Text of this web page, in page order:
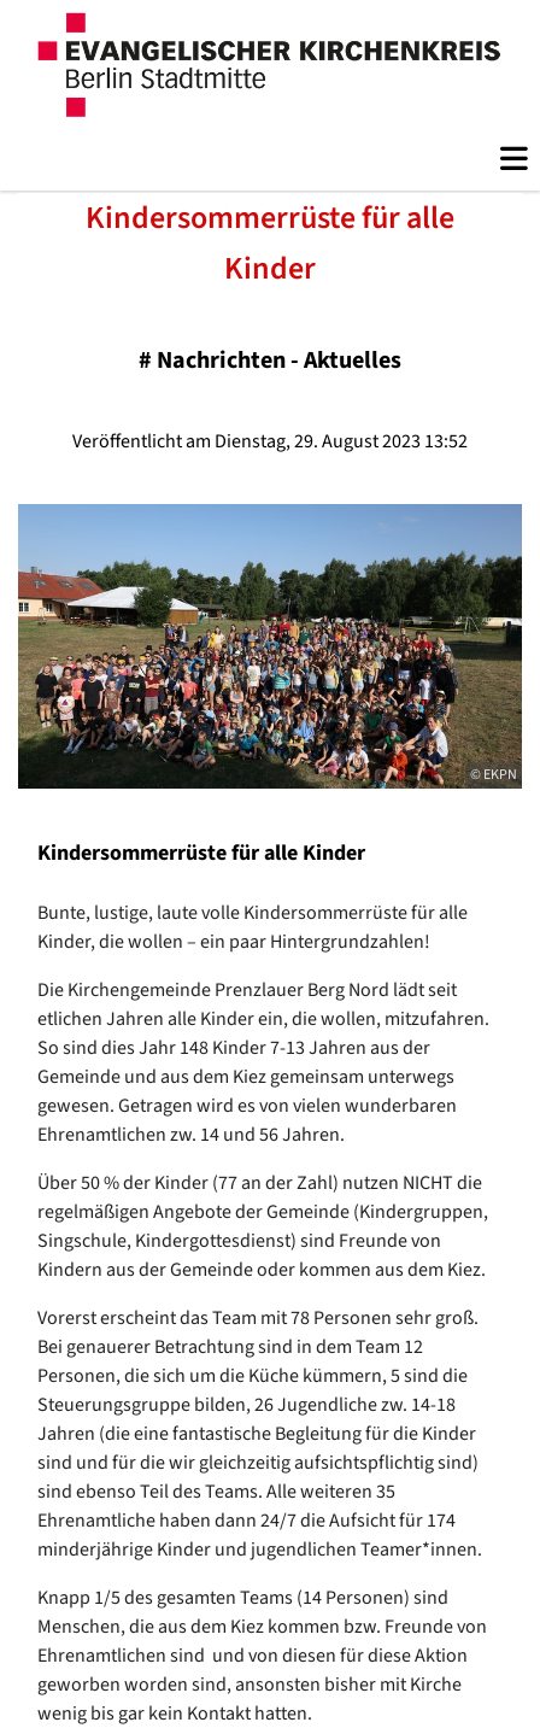
Kindersommerrüste für alle
Kinder
# Nachrichten - Aktuelles
Veröffentlicht am Dienstag, 29. August 2023 13:52
© EKPN
Kindersommerrüste für alle Kinder
Bunte, lustige, laute volle Kindersommerrüste für alle
Kinder, die wollen – ein paar Hintergrundzahlen!
Die Kirchengemeinde Prenzlauer Berg Nord lädt seit
etlichen Jahren alle Kinder ein, die wollen, mitzufahren.
So sind dies Jahr 148 Kinder 7-13 Jahren aus der
Gemeinde und aus dem Kiez gemeinsam unterwegs
gewesen. Getragen wird es von vielen wunderbaren
Ehrenamtlichen zw. 14 und 56 Jahren.
Über 50 % der Kinder (77 an der Zahl) nutzen NICHT die
regelmäßigen Angebote der Gemeinde (Kindergruppen,
Singschule, Kindergottesdienst) sind Freunde von
Kindern aus der Gemeinde oder kommen aus dem Kiez.
Vorerst erscheint das Team mit 78 Personen sehr groß.
Bei genauerer Betrachtung sind in dem Team 12
Personen, die sich um die Küche kümmern, 5 sind die
Steuerungsgruppe bilden, 26 Jugendliche zw. 14-18
Jahren (die eine fantastische Begleitung für die Kinder
sind und für die wir gleichzeitig aufsichtspflichtig sind)
sind ebenso Teil des Teams. Alle weiteren 35
Ehrenamtliche haben dann 24/7 die Aufsicht für 174
minderjährige Kinder und jugendlichen Teamer*innen.
Knapp 1/5 des gesamten Teams (14 Personen) sind
Menschen, die aus dem Kiez kommen bzw. Freunde von
Ehrenamtlichen sind und von diesen für diese Aktion
geworben worden sind, ansonsten bisher mit Kirche
wenig bis gar kein Kontakt hatten.